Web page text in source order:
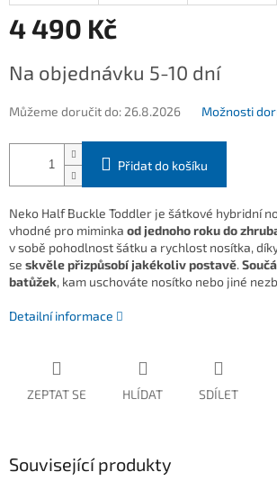
4 490 Kč
cena:
Na objednávku 5-10 dní
Můžeme doručit do: 26.8.2026 Možnosti
Přidat do košíku
Neko Half Buckle Toddler je šátkové hybridní
vhodné pro miminka od jednoho roku do
v sobě pohodlnost šátku a rychlost nosítka,
se skvěle přizpůsobí jakékoliv postavě.
batůžek, kam uschováte nosítko nebo jiné
Detailní informace
ZEPTAT SE HLÍDAT SDÍLET
Související produkty